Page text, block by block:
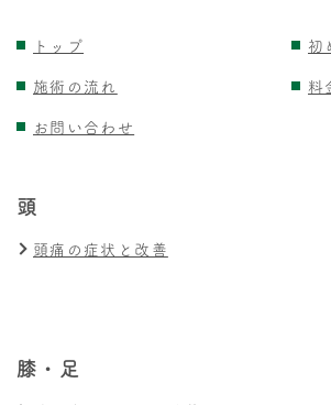
トップ 初
施術の流れ
料
お問い合わせ
頭
頭痛の症状と改善
膝・足